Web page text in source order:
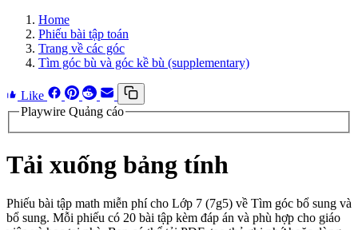
Home
Phiếu bài tập toán
Trang về các góc
Tìm góc bù và góc kề bù (supplementary)
Like
Playwire Quảng cáo
Tải xuống bảng tính
Phiếu bài tập math miễn phí cho Lớp 7 (7g5) về Tìm góc bổ sung và
bổ sung. Mỗi phiếu có 20 bài tập kèm đáp án và phù hợp cho giáo